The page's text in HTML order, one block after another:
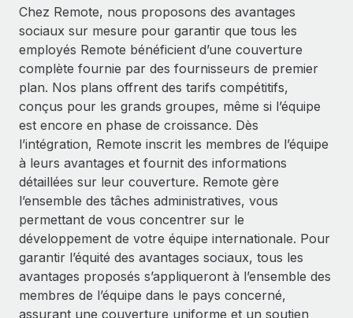
SERVICES
Demandez aux experts
Recevez des conseils d’experts sur les RH à
l’international et la conformité
Contrôles d’antécédents
Simplifiez vos processus de présélection des
candidats
Remote Watchtower
Gardez un temps d’avance sur les risques en
matière de conformité
Gestion des appareils
Achetez et suivez vos équipements informatiques
dans le monde entier
Devenir partenaire
Explorez avec nous vos opportunités de partenariat
Remote Build
Bientôt disponible
Conseil en intégrations et automatisations assistées par
ÉTUDES DE CAS
Comment Weaviate, l'as de l'IA, a développé
ses effectifs de 120 % avec Remote
Weaviate en bref Weaviate crée des infrastructures open
source et AI-first. Sa mission est...
En savoir plus
Données sur les salaires et les talents
Centre de ressources
Obtenir de l’aide
Voir toutes les ressources
BLOG
Paie multipays
EOR et PEO
Gestion des freelances
Chez Remote, nous proposons des avantages
sociaux sur mesure pour garantir que tous les
employés Remote bénéficient d’une couverture
complète fournie par des fournisseurs de premier
plan. Nos plans offrent des tarifs compétitifs,
conçus pour les grands groupes, même si l’équipe
est encore en phase de croissance. Dès
l’intégration, Remote inscrit les membres de l’équipe
à leurs avantages et fournit des informations
détaillées sur leur couverture. Remote gère
l’ensemble des tâches administratives, vous
permettant de vous concentrer sur le
développement de votre équipe internationale. Pour
garantir l’équité des avantages sociaux, tous les
avantages proposés s’appliqueront à l’ensemble des
membres de l’équipe dans le pays concerné,
assurant une couverture uniforme et un soutien